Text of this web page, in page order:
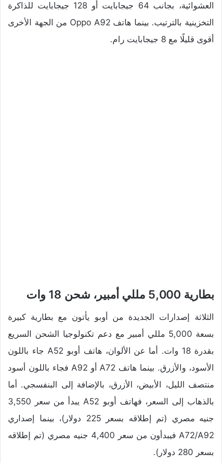
العشوائية، بجانب 64 جيجابايت أو 128 جيجابايت للذاكرة
التخزينية بالترتيب. بينما هاتف Oppo A92 من الجهة الأخرى
أقوى قليلًا مع 8 جيجابايت رام.
بطارية 5,000 مللي أمبير، شحن 18 وات
الثلاثة إصدارات الجديدة من أوبو يأتون مع بطارية كبيرة
بسعة 5,000 مللي أمبير مع دعم تكنولوجيا الشحن السريع
بقدرة 18 وات. أما عن الألوان، هاتف أوبو A52 جاء باللون
الأسود، والأزرق. بينما هاتف A72 أو A92 فجاء باللون أسود
منتصف الليل، الأبيض، الأزرق، بالإضافة إلى البنفسجي. أما
بالذهاب إلى السعر، فهاتف أوبو A52 يبدأ من سعر 3,550
جنيه مصري (تم إطلاقه بسعر 225 دولار)، بينما إصداري
A72/A92 فيبدأون من سعر 4,400 جنيه مصري (تم إطلاقه
بسعر 280 دولار).